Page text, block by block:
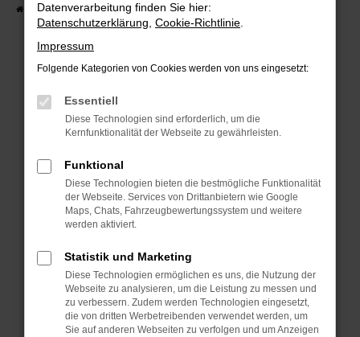
Startseite Fahrzeuge Fahrzeugsuche
Beim Laden ist ein Fehler aufgetreten.
Hier sind ein paar Tipps, die dir helfen können:
Überprüfe deine Firewall und deine
Internetverbindung.
Laden andere Webseiten, zum Beispiel deine
Suchmaschine?
Manche Erweiterungen, wie Werbeblocker,
können das Laden bestimmter Seiten
verhindern. Funktioniert die Seite in einem
anderen Browser oder in einem privaten
Fenster?
Datenverarbeitung finden Sie hier:
Datenschutzerklärung Cookie-Richtlinie
Impressum
Folgende Kategorien von Cookies werden von uns eingesetzt:
Essentiell
Diese Technologien sind erforderlich, um die
Kernfunktionalität der Webseite zu gewährleisten.
Funktional
Diese Technologien bieten die bestmögliche Funktionalität
der Webseite. Services von Drittanbietern wie Google
Maps, Chats, Fahrzeugbewertungssystem und weitere
werden aktiviert.
Statistik und Marketing
Diese Technologien ermöglichen es uns, die Nutzung der
Webseite zu analysieren, um die Leistung zu messen und
zu verbessern. Zudem werden Technologien eingesetzt,
die von dritten Werbetreibenden verwendet werden, um
Sie auf anderen Webseiten zu verfolgen und um Anzeigen